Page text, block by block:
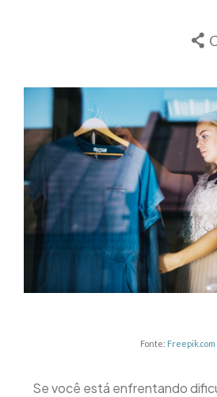
Fonte: Freepik.com
Se você está enfrentando